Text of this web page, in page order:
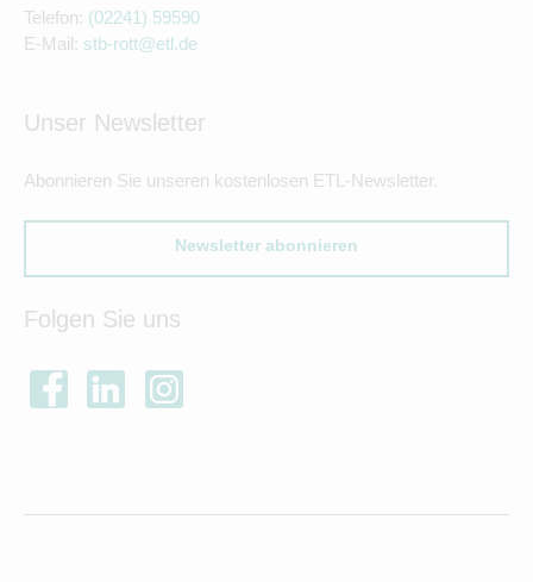
Telefon: (02241) 59590
E-Mail: stb-rott@etl.de
Unser Newsletter
Abonnieren Sie unseren kostenlosen ETL-Newsletter.
Newsletter abonnieren
Folgen Sie uns